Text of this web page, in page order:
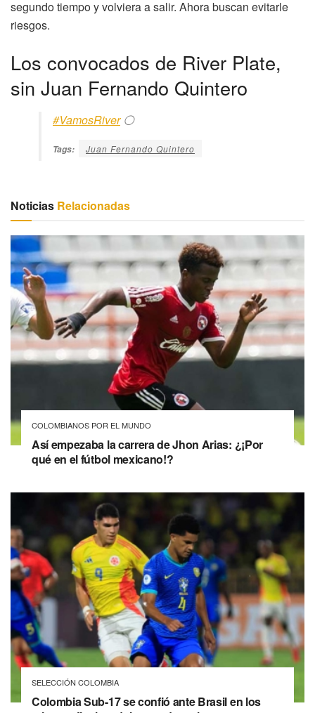
segundo tiempo y volviera a salir. Ahora buscan evitarle
riesgos.
Los convocados de River Plate,
sin Juan Fernando Quintero
#VamosRiver⚪️
Tags: Juan Fernando Quintero
Noticias Relacionadas
COLOMBIANOS POR EL MUNDO
Así empezaba la carrera de Jhon Arias: ¿¡Por
qué en el fútbol mexicano!?
SELECCIÓN COLOMBIA
Colombia Sub-17 se confió ante Brasil en los